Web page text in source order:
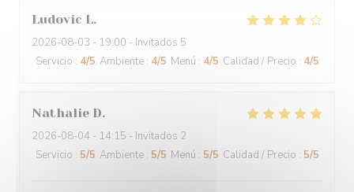
Ludovic L
2026-08-03 - 19:00 - Invitados 5
Servicio : 4/5 Ambiente : 4/5 Menú : 4/5 Calidad / Precio : 4/5
Nathalie D
2026-08-04 - 14:15 - Invitados 2
Servicio : 5/5 Ambiente : 5/5 Menú : 5/5 Calidad / Precio : 5/5